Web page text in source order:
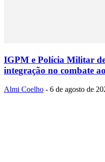
IGPM e Polícia Militar
integração no combate
Almi Coelho - 6 de agosto de